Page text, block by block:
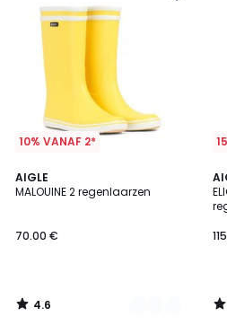
10% VANAF 2*
AIGLE
MALOUINE 2 regenlaarzen
70.00 €
4.6
/ 5
2
Kleuren
4.6
/
/
/